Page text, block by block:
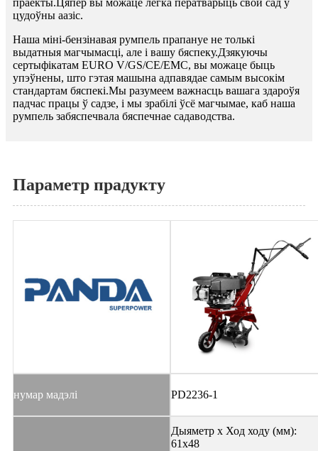
праекты.Цяпер вы можаце лёгка ператварыць свой сад у
цудоўны аазіс.
Наша міні-бензінавая румпель прапануе не толькі
выдатныя магчымасці, але і вашу бяспеку.Дзякуючы
сертыфікатам EURO V/GS/CE/EMC, вы можаце быць
упэўнены, што гэтая машына адпавядае самым высокім
стандартам бяспекі.Мы разумеем важнасць вашага здароўя
падчас працы ў садзе, і мы зрабілі ўсё магчымае, каб наша
румпель забяспечвала бяспечнае садаводства.
Параметр прадукту
нумар мадэлі PD2236-1
Дыяметр х Ход ходу (мм):
61x48